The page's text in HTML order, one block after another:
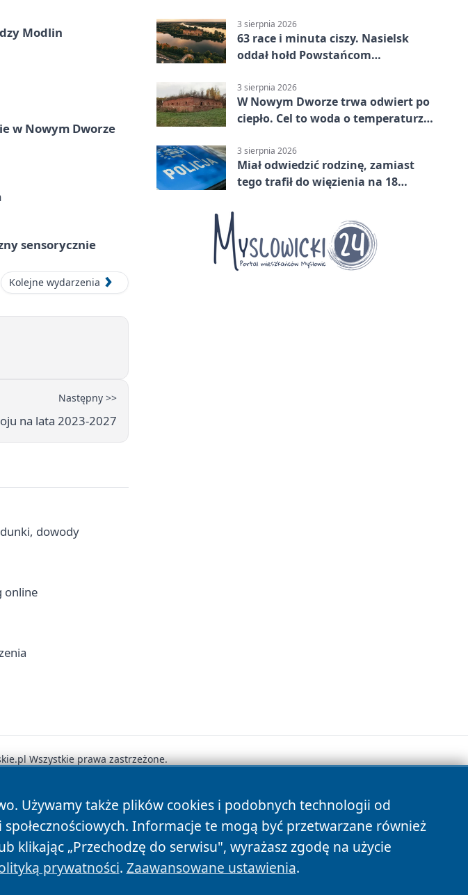
Modlin
w Nowym Dworze
sensorycznie
Kolejne wydarzenia
Następny >>
na lata 2023-2027
dowody
online
3 sierpnia 2026
63 race i minuta ciszy. Nasielsk
oddał hołd Powstańcom
3 sierpnia 2026
W Nowym Dworze trwa odwiert po
ciepło. Cel to woda o temperaturze
3 sierpnia 2026
Miał odwiedzić rodzinę, zamiast
tego trafił do więzienia na 18
Używamy także plików cookies i podobnych technologii od
Informacje te mogą być przetwarzane również
klikając „Przechodzę do serwisu", wyrażasz zgodę na użycie
prywatności. Zaawansowane ustawienia.
Wszystkie prawa zastrzeżone.
Polityka Cookies